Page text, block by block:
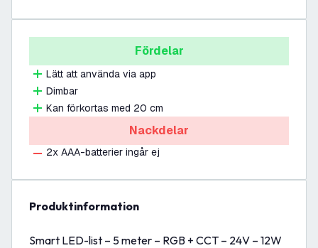
Fördelar
Lätt att använda via app
Dimbar
Kan förkortas med 20 cm
Nackdelar
2x AAA-batterier ingår ej
produktinformation
Smart LED-list – 5 meter – RGB + CCT – 24V – 12W